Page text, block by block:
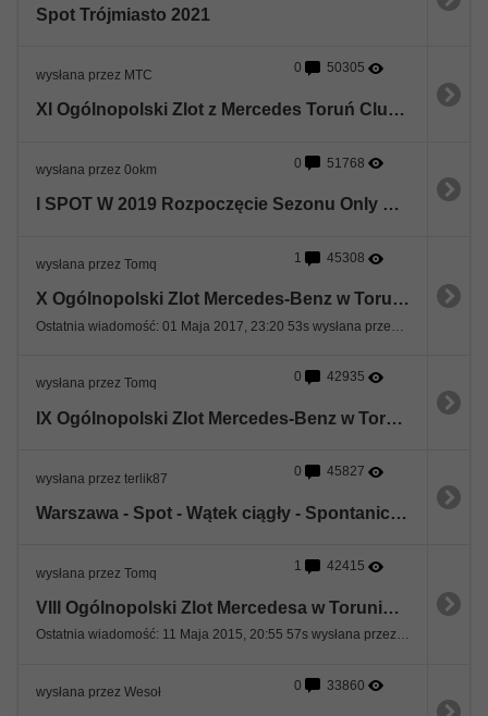
Spot Trójmiasto 2021
wysłana przez MTC 0 50305
XI Ogólnopolski Zlot z Mercedes Toruń Club - 07-09 czerwca 2019.
wysłana przez 0okm 0 51768
I SPOT W 2019 Rozpoczęcie Sezonu Only Mercedes Benz
wysłana przez Tomq 1 45308
X Ogólnopolski Zlot Mercedes-Benz w Toruniu (26-28.05.2017)
wysłana przez Tomq 0 42935
IX Ogólnopolski Zlot Mercedes-Benz w Toruniu i Chełmnie (13-15.05.2016)
wysłana przez terlik87 0 45827
Warszawa - Spot - Wątek ciągły - Spontaniczny
wysłana przez Tomq 1 42415
VIII Ogólnopolski Zlot Mercedesa w Toruniu, 15-17.05.2015
Ostatnia wiadomość: 11 Maja 2015, 20:55 57s wysłana przez benzik
wysłana przez Wesoł 0 33860